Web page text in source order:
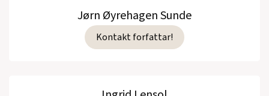
Jørn Øyrehagen Sunde
Kontakt forfattar!